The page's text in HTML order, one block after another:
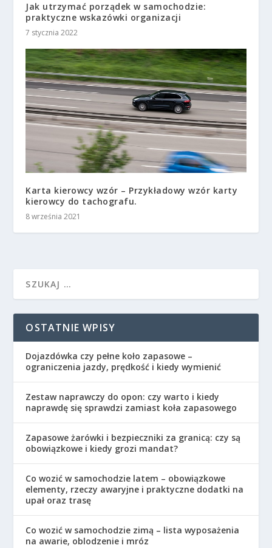
Jak utrzymać porządek w samochodzie:
praktyczne wskazówki organizacji
7 stycznia 2022
Karta kierowcy wzór – Przykładowy wzór karty
kierowcy do tachografu.
8 września 2021
OSTATNIE WPISY
Dojazdówka czy pełne koło zapasowe –
ograniczenia jazdy, prędkość i kiedy wymienić
Zestaw naprawczy do opon: czy warto i kiedy
naprawdę się sprawdzi zamiast koła zapasowego
Zapasowe żarówki i bezpieczniki za granicą: czy są
obowiązkowe i kiedy grozi mandat?
Co wozić w samochodzie latem – obowiązkowe
elementy, rzeczy awaryjne i praktyczne dodatki na
upał oraz trasę
Co wozić w samochodzie zimą – lista wyposażenia
na awarie, oblodzenie i mróz